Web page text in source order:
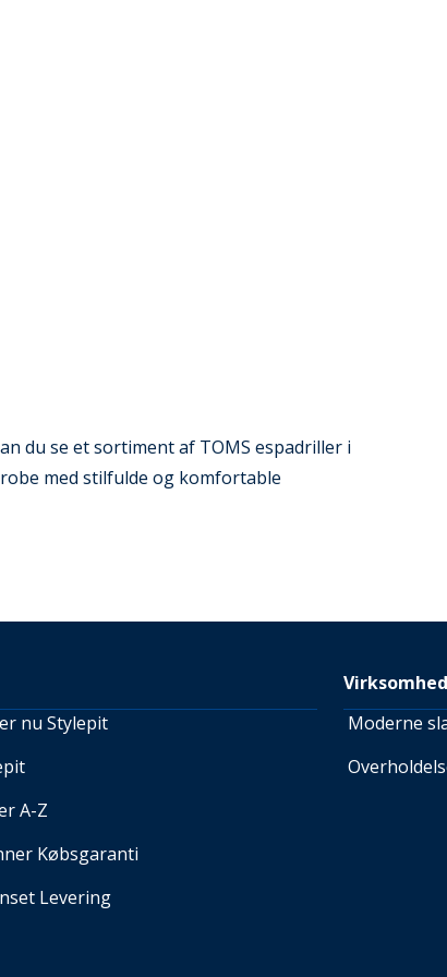
du se et sortiment af TOMS espadriller i
med stilfulde og komfortable
nu Stylepit
A-Z
Købsgaranti
Levering
Moderne